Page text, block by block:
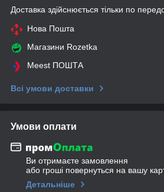
Доставка здійснюється тільки по
Нова Пошта
Магазини Rozetka
Meest ПОШТА
Всі умови доставки
Умови оплати
Ви отримаєте замовлення
або гроші повернуться на вашу
Детальніше